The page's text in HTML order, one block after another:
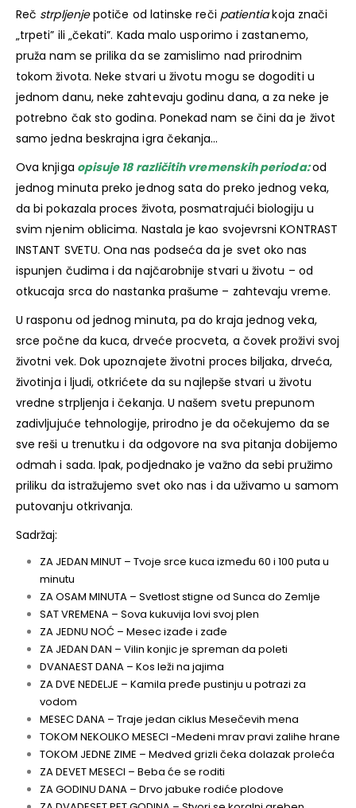
Reč strpljenjepotiče od latinske reči patientiakoja znači
„trpeti” ili „čekati”. Kada malo usporimo i zastanemo,
pruža nam se prilika da se zamislimo nad prirodnim
tokom života. Neke stvari u životu mogu se dogoditi u
jednom danu, neke zahtevaju godinu dana, a za neke je
potrebno čak sto godina. Ponekad nam se čini da je život
samo jedna beskrajna igra čekanja…
Ova knjiga opisuje 18 različitih vremenskih perioda:od
jednog minuta preko jednog sata do preko jednog veka,
da bi pokazala proces života, posmatrajući biologiju u
svim njenim oblicima. Nastala je kao svojevrsni KONTRAST
INSTANT SVETU. Ona nas podseća da je svet oko nas
ispunjen čudima i da najčarobnije stvari u životu – od
otkucaja srca do nastanka prašume – zahtevaju vreme.
U rasponu od jednog minuta, pa do kraja jednog veka,
srce počne da kuca, drveće procveta, a čovek proživi svoj
životni vek. Dok upoznajete životni proces biljaka, drveća,
životinja i ljudi, otkrićete da su najlepše stvari u životu
vredne strpljenja i čekanja. U našem svetu prepunom
zadivljujuće tehnologije, prirodno je da očekujemo da se
sve reši u trenutku i da odgovore na sva pitanja dobijemo
odmah i sada. Ipak, podjednako je važno da sebi pružimo
priliku da istražujemo svet oko nas i da uživamo u samom
putovanju otkrivanja.
Sadržaj:
ZA JEDAN MINUT – Tvoje srce kuca između 60 i 100 puta u
minutu
ZA OSAM MINUTA – Svetlost stigne od Sunca do Zemlje
SAT VREMENA – Sova kukuvija lovi svoj plen
ZA JEDNU NOĆ – Mesec izađe i zađe
ZA JEDAN DAN – Vilin konjic je spreman da poleti
DVANAEST DANA – Kos leži na jajima
ZA DVE NEDELJE – Kamila pređe pustinju u potrazi za
vodom
MESEC DANA – Traje jedan ciklus Mesečevih mena
TOKOM NEKOLIKO MESECI -Medeni mrav pravi zalihe hrane
TOKOM JEDNE ZIME – Medved grizli čeka dolazak proleća
ZA DEVET MESECI – Beba će se roditi
ZA GODINU DANA – Drvo jabuke rodiće plodove